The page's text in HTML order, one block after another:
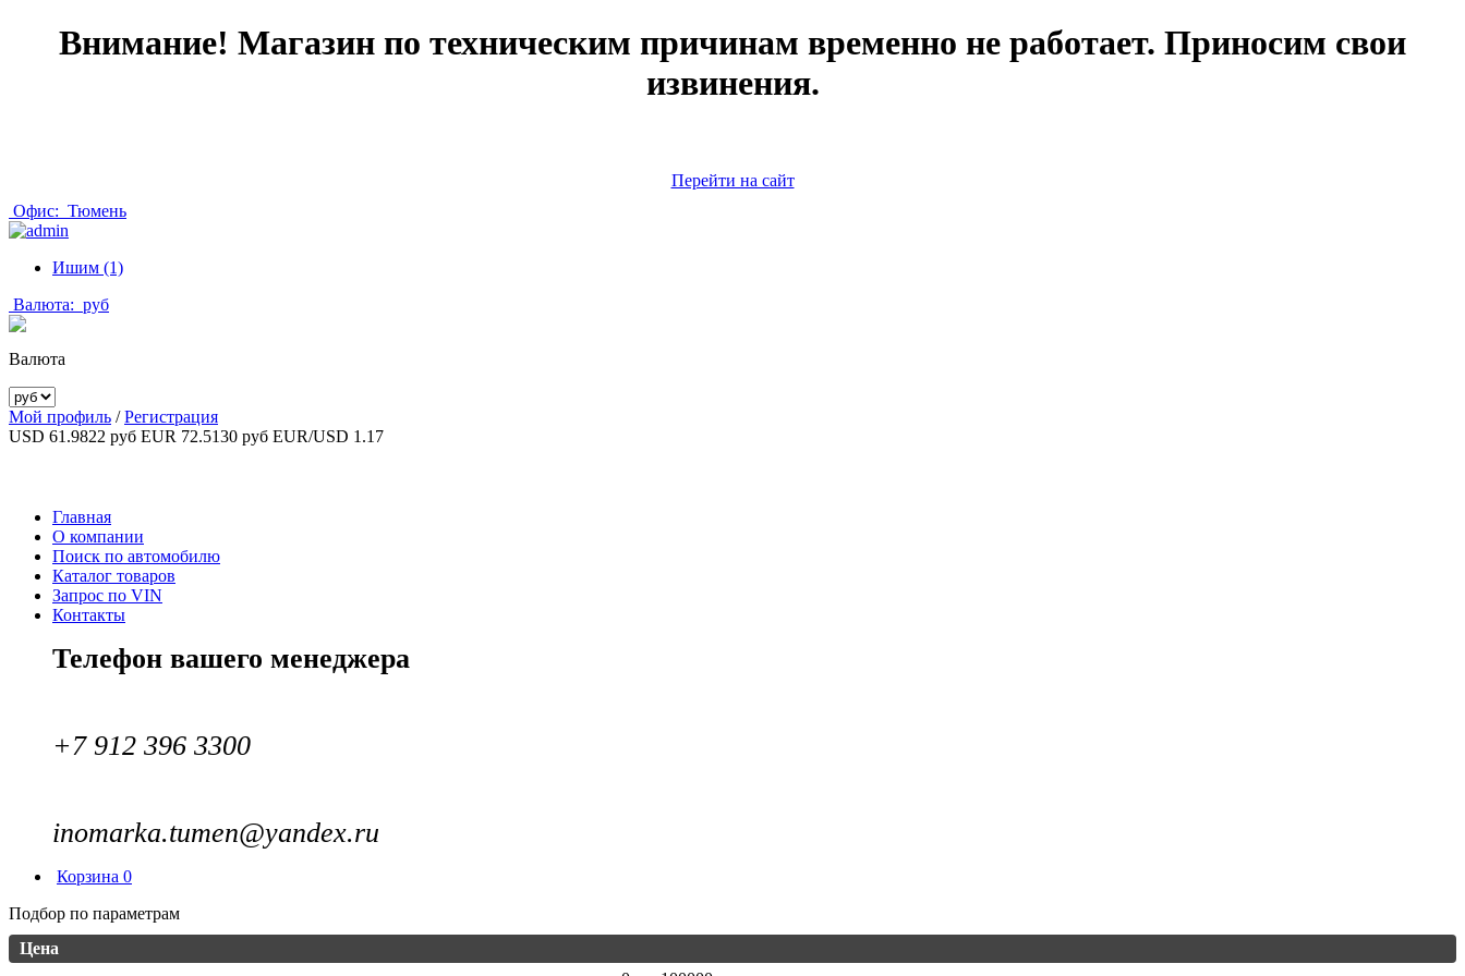
Внимание! Магазин по техническим причинам временно не работает. Приносим свои
извинения.
Перейти на сайт
Офис: Тюмень
Ишим (1)
Валюта: руб
Валюта
Мой профиль /Регистрация
USD 61.9822 руб EUR 72.5130 руб EUR/USD 1.17
Главная
О компании
Поиск по автомобилю
Каталог товаров
Запрос по VIN
Контакты
Телефон вашего менеджера
+7 912 396 3300
inomarka.tumen@yandex.ru
Корзина 0
Подбор по параметрам
Цена